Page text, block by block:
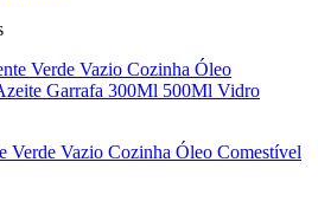
Verde Vazio Cozinha Óleo Comestível